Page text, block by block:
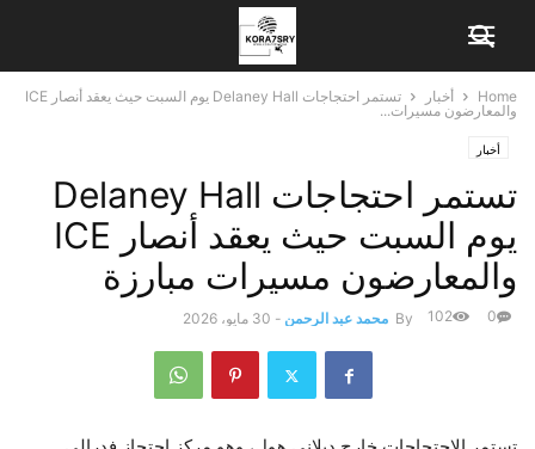
Home أخبار
تستمر احتجاجات Delaney Hall يوم السبت حيث يعقد أنصار ICE
والمعارضون مسيرات...
أخبار
تستمر احتجاجات Delaney Hall
يوم السبت حيث يعقد أنصار ICE
والمعارضون مسيرات مبارزة
By محمد عبد الرحمن - 30 مايو، 2026 0
102